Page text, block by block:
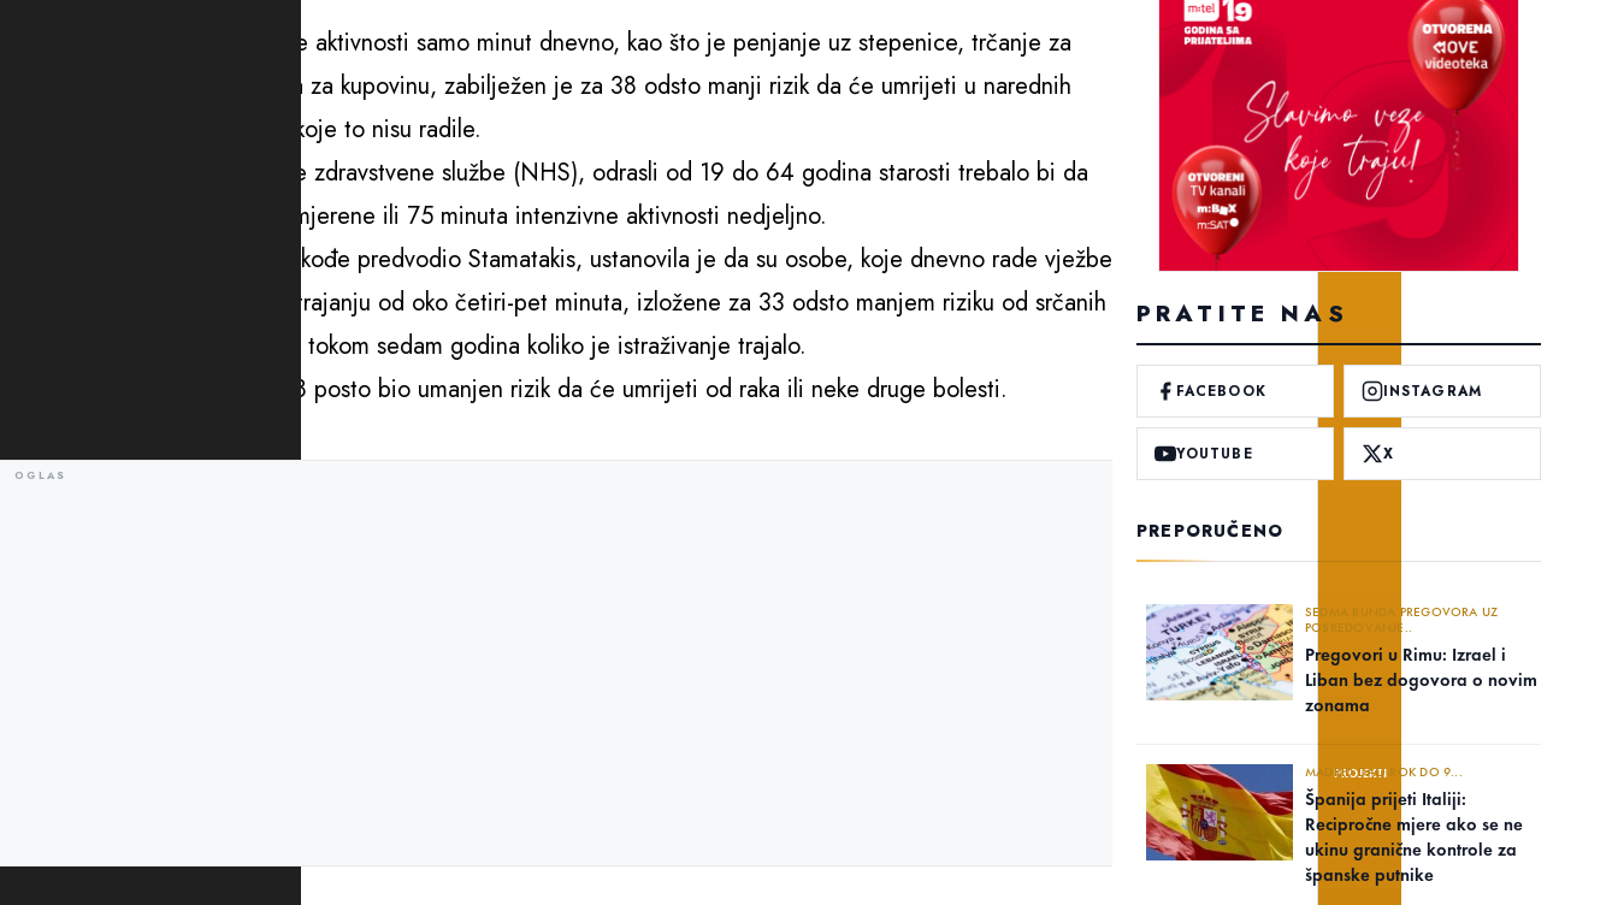
PROJEKTI
Kod onih koji su radili naporne aktivnosti samo minut dnevno, kao što je penjanje uz stepenice, trčanje za
djecom ili nošenje teških kesa za kupovinu, zabilježen je za 38 odsto manji rizik da će umrijeti u narednih
šest godina nego kod osoba koje to nisu radile.
Prema istraživanju Nacionalne zdravstvene službe (NHS), odrasli od 19 do 64 godina starosti trebalo bi da
imaju najmanje 150 minuta umjerene ili 75 minuta intenzivne aktivnosti nedjeljno.
Ranija studija čiju izradu je takođe predvodio Stamatakis, ustanovila je da su osobe, koje dnevno rade vježbe
tri do četiri puta, u ukupnom trajanju od oko četiri-pet minuta, izložene za 33 odsto manjem riziku od srčanih
oboljenja sa smrtnim ishodom tokom sedam godina koliko je istraživanje trajalo.
Istovremeno, kod njih je za 28 posto bio umanjen rizik da će umrijeti od raka ili neke druge bolesti.
PRATITE NAS
FACEBOOK INSTAGRAM
YOUTUBE X
PREPORUČENO
SEDMA RUNDA PREGOVORA UZ
POSREDOVANJE..
Pregovori u Rimu: Izrael i
Liban bez dogovora o novim
zonama
MADRID DAO ROK DO 9...
Španija prijeti Italiji:
Recipročne mjere ako se ne
ukinu granične kontrole za
španske putnike